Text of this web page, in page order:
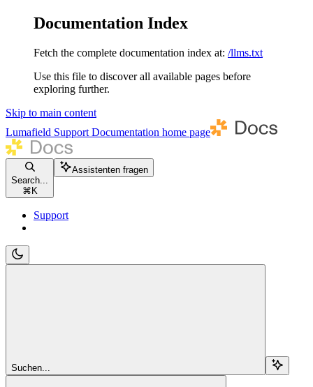
Documentation Index
Fetch the complete documentation index at: /llms.txt
Use this file to discover all available pages before
exploring further.
Skip to main content
Lumafield Support Documentation home page
Search...
⌘ K
Assistenten fragen
Support
Suchen...